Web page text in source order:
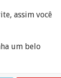
assim você
um belo